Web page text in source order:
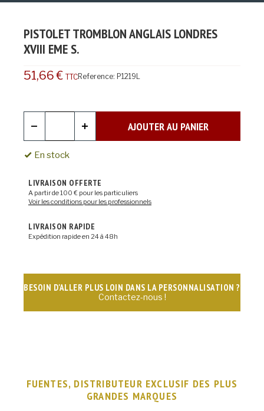
PISTOLET TROMBLON ANGLAIS LONDRES
XVIII EME S.
51,66 € TTCReference: P1219L
AJOUTER AU PANIER
En stock
LIVRAISON OFFERTE
A partir de 100 € pour les particuliers
Voir les conditions pour les professionnels
LIVRAISON RAPIDE
Expédition rapide en 24 à 48h
BESOIN D'ALLER PLUS LOIN DANS LA PERSONNALISATION ?
Contactez-nous !
FUENTES, DISTRIBUTEUR EXCLUSIF DES PLUS
GRANDES MARQUES